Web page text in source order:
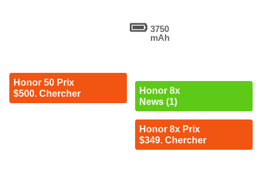
Honor 50 Prix
$500. Chercher
3750
mAh
Honor 8x
News (1)
Honor 8x Prix
$349. Chercher